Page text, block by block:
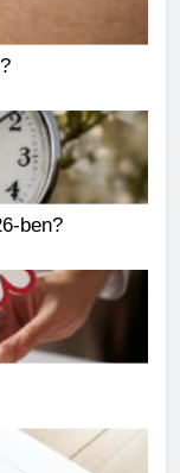
ben?